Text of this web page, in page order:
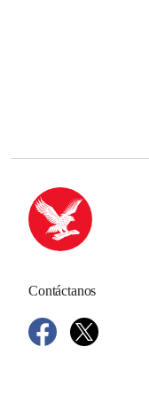
Contáctanos